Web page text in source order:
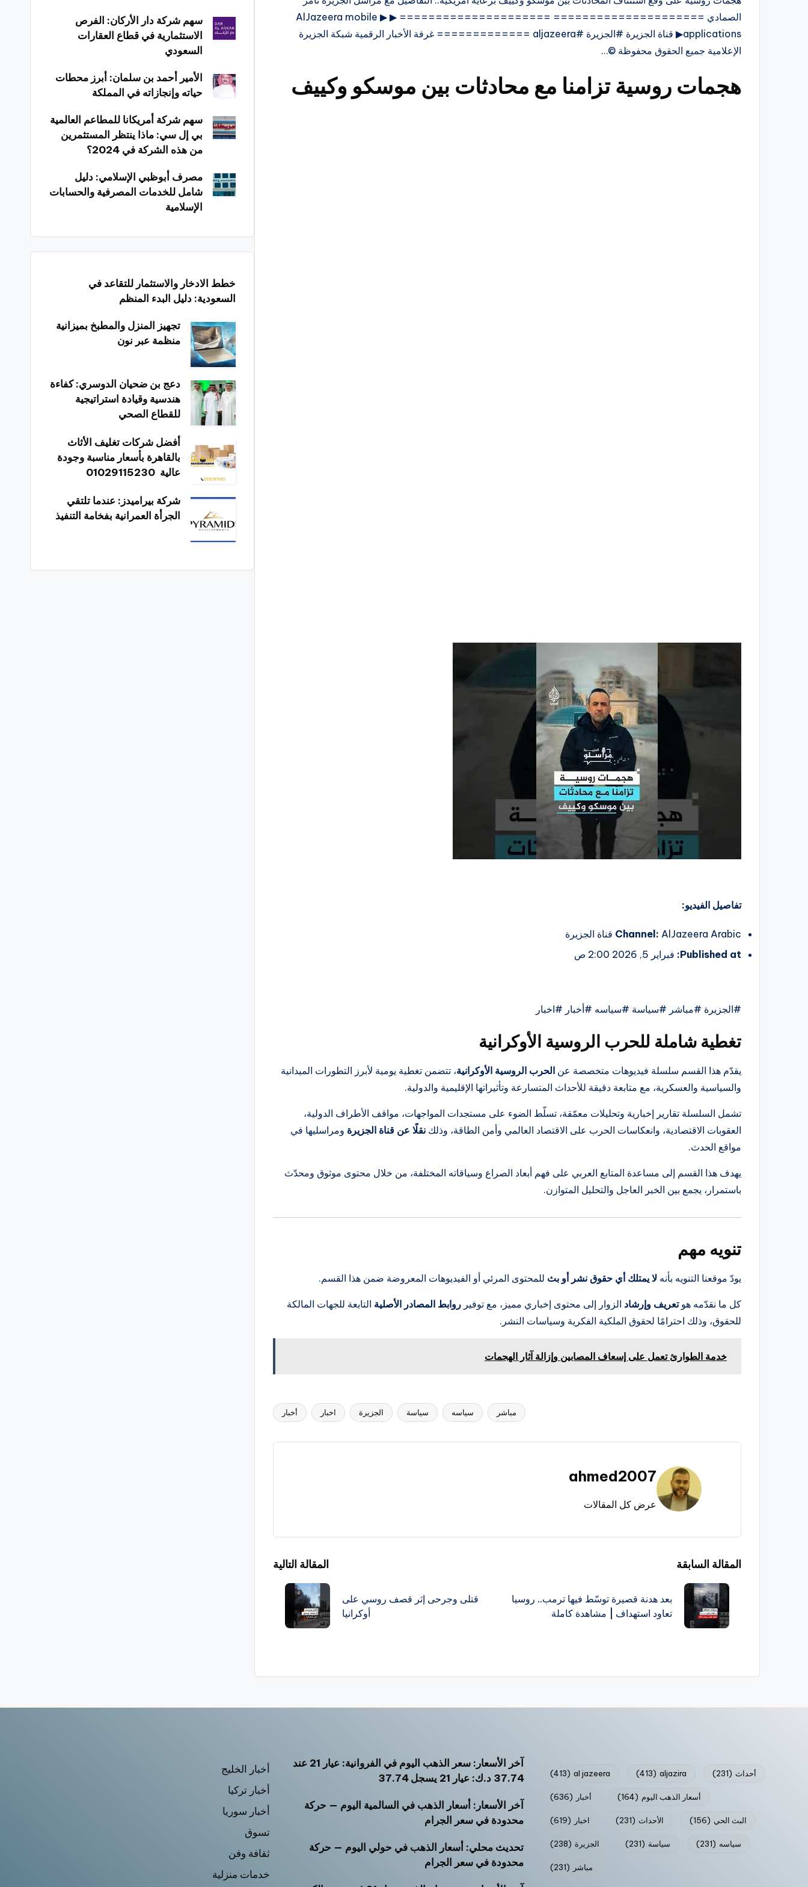
الصمادي ===================== ===================== ▶ ▶ AlJazeera mobile
applications▶ قناة الجزيرة #الجزيرة #aljazeera ============= غرفة الأخبار الرقمية شبكة الجزيرة
الإعلامية جميع الحقوق محفوظة ©…
هجمات روسية تزامنا مع محادثات بين موسكو وكييف
تفاصيل الفيديو:
Channel: AlJazeera Arabic قناة الجزيرة
Published at: فبراير 5, 2026 2:00 ص
#الجزيرة #مباشر #سياسة #سياسه #أخبار #اخبار
تغطية شاملة للحرب الروسية الأوكرانية
يقدّم هذا القسم سلسلة فيديوهات متخصصة عن الحرب الروسية الأوكرانية، تتضمن تغطية يومية لأبرز التطورات الميدانية
والسياسية والعسكرية، مع متابعة دقيقة للأحداث المتسارعة وتأثيراتها الإقليمية والدولية.
تشمل السلسلة تقارير إخبارية وتحليلات معمّقة، تسلّط الضوء على مستجدات المواجهات، مواقف الأطراف الدولية،
العقوبات الاقتصادية، وانعكاسات الحرب على الاقتصاد العالمي وأمن الطاقة، وذلك نقلًا عن قناة الجزيرة ومراسليها في
مواقع الحدث.
يهدف هذا القسم إلى مساعدة المتابع العربي على فهم أبعاد الصراع وسياقاته المختلفة، من خلال محتوى موثوق ومحدّث
باستمرار، يجمع بين الخبر العاجل والتحليل المتوازن.
تنويه مهم
يودّ موقعنا التنويه بأنه لا يمتلك أي حقوق نشر أو بث للمحتوى المرئي أو الفيديوهات المعروضة ضمن هذا القسم.
كل ما نقدّمه هوتعريف وإرشاد الزوار إلى محتوى إخباري مميز، مع توفير روابط المصادر الأصلية التابعة للجهات المالكة
للحقوق، وذلك احترامًا لحقوق الملكية الفكرية وسياسات النشر.
خدمة الطوارئ تعمل على إسعاف المصابين وإزالة آثار الهجمات
أخبار اخبار الجزيرة سياسة سياسه مباشر
ahmed2007
عرض كل المقالات
تصفّح
المقالات
المقالة السابقة
بعد هدنة قصيرة توسّط فيها ترمب.. روسيا
تعاود استهداف | مشاهدة كاملة
المقالة التالية
قتلى وجرحى إثر قصف روسي على
أوكرانيا
سهم شركة دار الأركان: الفرص
الاستثمارية في قطاع العقارات
السعودي
الأمير أحمد بن سلمان: أبرز محطات
حياته وإنجازاته في المملكة
سهم شركة أمريكانا للمطاعم العالمية
بي إل سي: ماذا ينتظر المستثمرين
من هذه الشركة في 2024؟
مصرف أبوظبي الإسلامي: دليل
شامل للخدمات المصرفية والحسابات
الإسلامية
خطط الادخار والاستثمار للتقاعد في
السعودية: دليل البدء المنظم
تجهيز المنزل والمطبخ بميزانية
منظمة عبر نون
دعج بن ضحيان الدوسري: كفاءة
هندسية وقيادة استراتيجية
للقطاع الصحي
أفضل شركات تغليف الأثاث
بالقاهرة بأسعار مناسبة وجودة
عالية 01029115230
شركة بيراميدز: عندما تلتقي
الجرأة العمرانية بفخامة التنفيذ
al jazeera
(413) aljazira
(413) أحداث (231)
أخبار (636) أسعار الذهب اليوم (164)
اخبار (619) الأحداث (231) البث الحي (156)
الجزيرة (238) سياسة (231) سياسه (231)
مباشر (231)
آخر الأسعار: سعر الذهب اليوم في الفروانية: عيار 21 عند
37.74 د.ك: عيار 21 يسجل 37.74
آخر الأسعار: أسعار الذهب في السالمية اليوم — حركة
محدودة في سعر الجرام
تحديث محلي: أسعار الذهب في حولي اليوم — حركة
محدودة في سعر الجرام
أخبار الخليج
أخبار تركيا
أخبار سوريا
تسوق
ثقافة وفن
خدمات منزلية